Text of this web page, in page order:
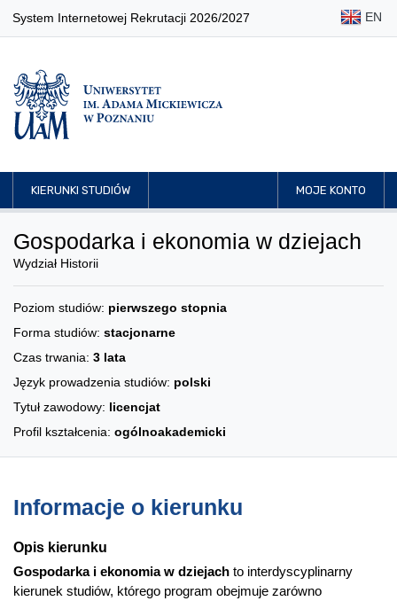
System Internetowej Rekrutacji 2026/2027 EN
KIERUNKI STUDIÓW MOJE KONTO
Gospodarka i ekonomia w dziejach
Wydział Historii
Poziom studiów: pierwszego stopnia
Forma studiów: stacjonarne
Czas trwania: 3 lata
Język prowadzenia studiów: polski
Tytuł zawodowy: licencjat
Profil kształcenia: ogólnoakademicki
Informacje o kierunku
Opis kierunku
Gospodarka i ekonomia w dziejach to interdyscyplinarny
kierunek studiów, którego program obejmuje zarówno